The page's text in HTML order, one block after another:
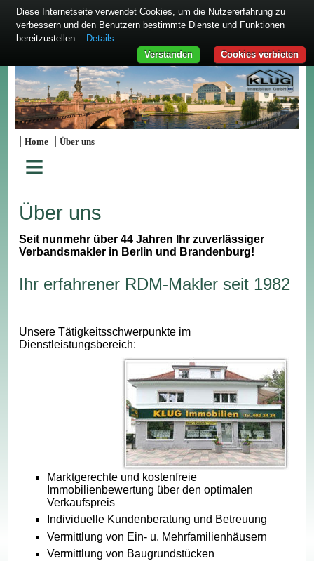
|Home |Über uns
≡
Über uns
Seit nunmehr über 44 Jahren Ihr zuverlässiger
Verbandsmakler in Berlin und Brandenburg!
Ihr erfahrener RDM-Makler seit 1982
Unsere Tätigkeitsschwerpunkte im
Dienstleistungsbereich:
Marktgerechte und kostenfreie
Immobilienbewertung über den optimalen
Verkaufspreis
Individuelle Kundenberatung und Betreuung
Vermittlung von Ein- u. Mehrfamilienhäusern
Vermittlung von Baugrundstücken
Diese Internetseite verwendet Cookies, um die Nutzererfahrung zu
verbessern und den Benutzern bestimmte Dienste und Funktionen
bereitzustellen.
Details
Cookies verbieten
Verstanden